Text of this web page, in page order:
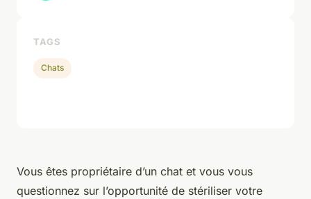
Vous êtes propriétaire d’un chat et vous vous
questionnez sur l’opportunité de stériliser votre
TAGS
Chats